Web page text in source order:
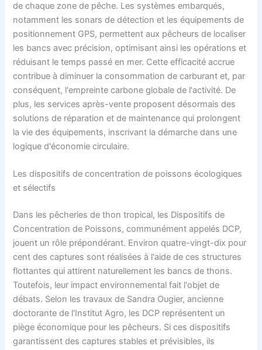
de chaque zone de pêche. Les systèmes embarqués,
notamment les sonars de détection et les équipements de
positionnement GPS, permettent aux pêcheurs de localiser
les bancs avec précision, optimisant ainsi les opérations et
réduisant le temps passé en mer. Cette efficacité accrue
contribue à diminuer la consommation de carburant et, par
conséquent, l'empreinte carbone globale de l'activité. De
plus, les services après-vente proposent désormais des
solutions de réparation et de maintenance qui prolongent
la vie des équipements, inscrivant la démarche dans une
logique d'économie circulaire.
Les dispositifs de concentration de poissons écologiques
et sélectifs
Dans les pêcheries de thon tropical, les Dispositifs de
Concentration de Poissons, communément appelés DCP,
jouent un rôle prépondérant. Environ quatre-vingt-dix pour
cent des captures sont réalisées à l'aide de ces structures
flottantes qui attirent naturellement les bancs de thons.
Toutefois, leur impact environnemental fait l'objet de
débats. Selon les travaux de Sandra Ougier, ancienne
doctorante de l'Institut Agro, les DCP représentent un
piège économique pour les pêcheurs. Si ces dispositifs
garantissent des captures stables et prévisibles, ils